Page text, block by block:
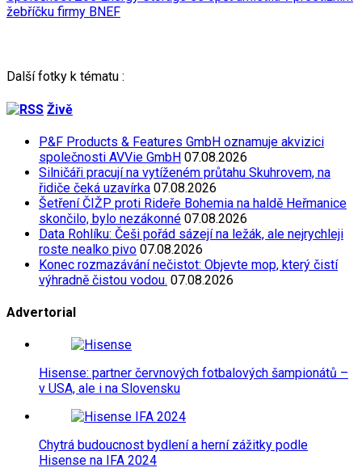
žebříčku firmy BNEF
Další fotky k tématu :
Živě
P&F Products & Features GmbH oznamuje akvizici
společnosti AVVie GmbH 07.08.2026
Silničáři pracují na vytíženém průtahu Skuhrovem, na
řidiče čeká uzavírka 07.08.2026
Šetření ČIŽP proti Rideře Bohemia na haldě Heřmanice
skončilo, bylo nezákonné 07.08.2026
Data Rohlíku: Češi pořád sázejí na ležák, ale nejrychleji
roste nealko pivo 07.08.2026
Konec rozmazávání nečistot: Objevte mop, který čistí
výhradně čistou vodou. 07.08.2026
Advertorial
Hisense: partner červnových fotbalových šampionátů –
v USA, ale i na Slovensku
Chytrá budoucnost bydlení a herní zážitky podle
Hisense na IFA 2024